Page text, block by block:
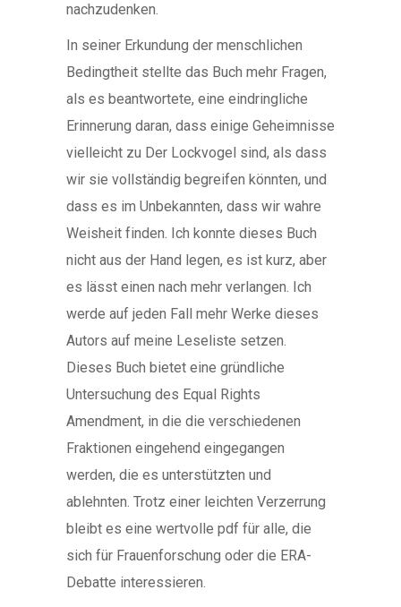
nachzudenken.
In seiner Erkundung der menschlichen
Bedingtheit stellte das Buch mehr Fragen,
als es beantwortete, eine eindringliche
Erinnerung daran, dass einige Geheimnisse
vielleicht zu Der Lockvogel sind, als dass
wir sie vollständig begreifen könnten, und
dass es im Unbekannten, dass wir wahre
Weisheit finden. Ich konnte dieses Buch
nicht aus der Hand legen, es ist kurz, aber
es lässt einen nach mehr verlangen. Ich
werde auf jeden Fall mehr Werke dieses
Autors auf meine Leseliste setzen.
Dieses Buch bietet eine gründliche
Untersuchung des Equal Rights
Amendment, in die die verschiedenen
Fraktionen eingehend eingegangen
werden, die es unterstützten und
ablehnten. Trotz einer leichten Verzerrung
bleibt es eine wertvolle pdf für alle, die
sich für Frauenforschung oder die ERA-
Debatte interessieren.